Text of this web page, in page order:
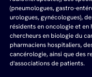
(pneumologues, gastro-
urologues, gynécologues),
résidents en oncologie et en
chercheurs en biologie du
pharmaciens hospitaliers,
cancérologie, ainsi que des
d'associations de patients.